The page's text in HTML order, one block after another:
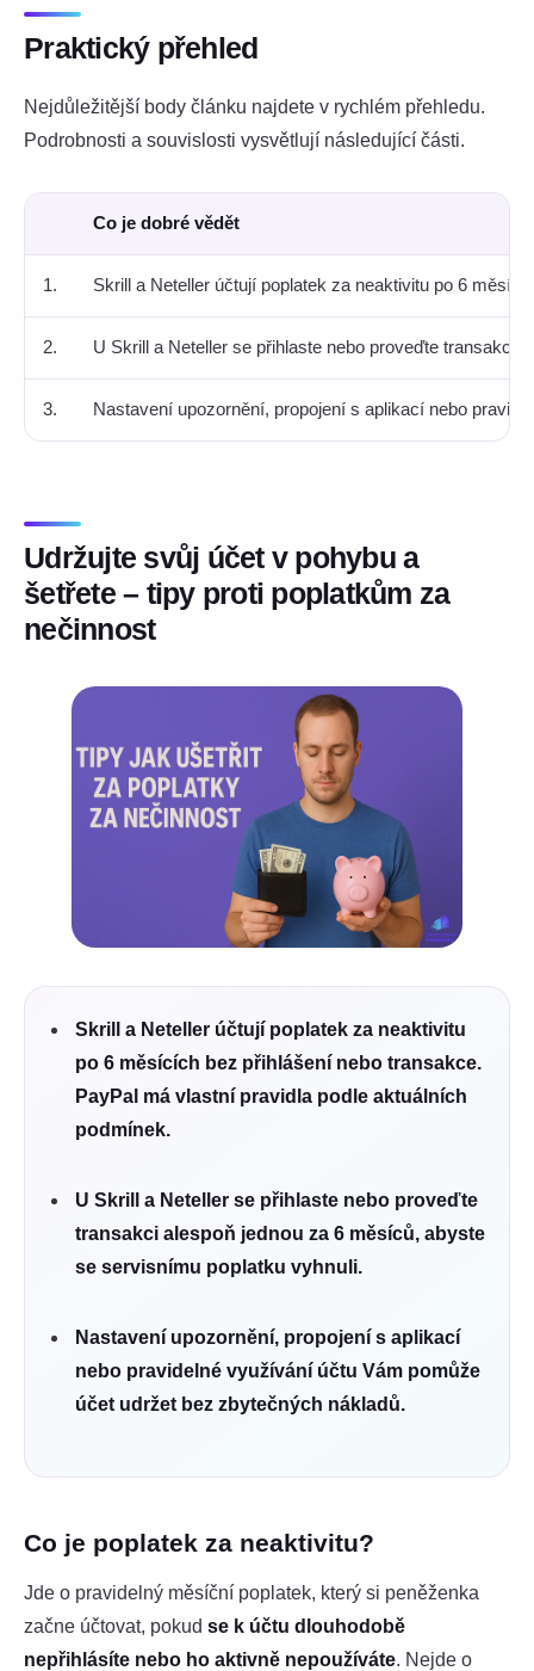
Praktický přehled
Nejdůležitější body článku najdete v rychlém přehledu.
Podrobnosti a souvislosti vysvětlují následující části.
Co je dobré vědět
1. Skrill a Neteller účtují poplatek za neaktivitu po 6
2. U Skrill a Neteller se přihlaste nebo proveďte transakci
3. Nastavení upozornění, propojení s aplikací nebo
Udržujte svůj účet v pohybu a
šetřete – tipy proti poplatkům za
nečinnost
Skrill a Neteller účtují poplatek za neaktivitu
po 6 měsících bez přihlášení nebo transakce.
PayPal má vlastní pravidla podle aktuálních
podmínek.
U Skrill a Neteller se přihlaste nebo proveďte
transakci alespoň jednou za 6 měsíců, abyste
se servisnímu poplatku vyhnuli.
Nastavení upozornění, propojení s aplikací
nebo pravidelné využívání účtu Vám pomůže
účet udržet bez zbytečných nákladů.
Co je poplatek za neaktivitu?
Jde o pravidelný měsíční poplatek, který si peněženka
začne účtovat, pokud se k účtu dlouhodobě
nepřihlásíte nebo ho aktivně nepoužíváte. Nejde o